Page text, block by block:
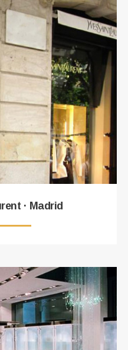
· Madrid